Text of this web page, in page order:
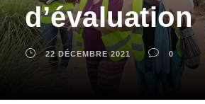
d’évaluation
22 DÉCEMBRE 2021 0